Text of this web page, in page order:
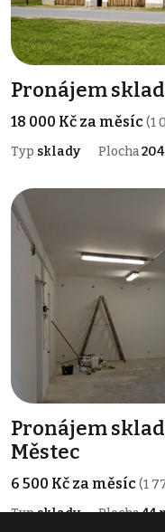
Pronájem
18 000 Kč za měsíc(1
Typ sklady Plocha
Pronájem
Městec
6 500 Kč za měsíc(1
Typsklady Plocha44